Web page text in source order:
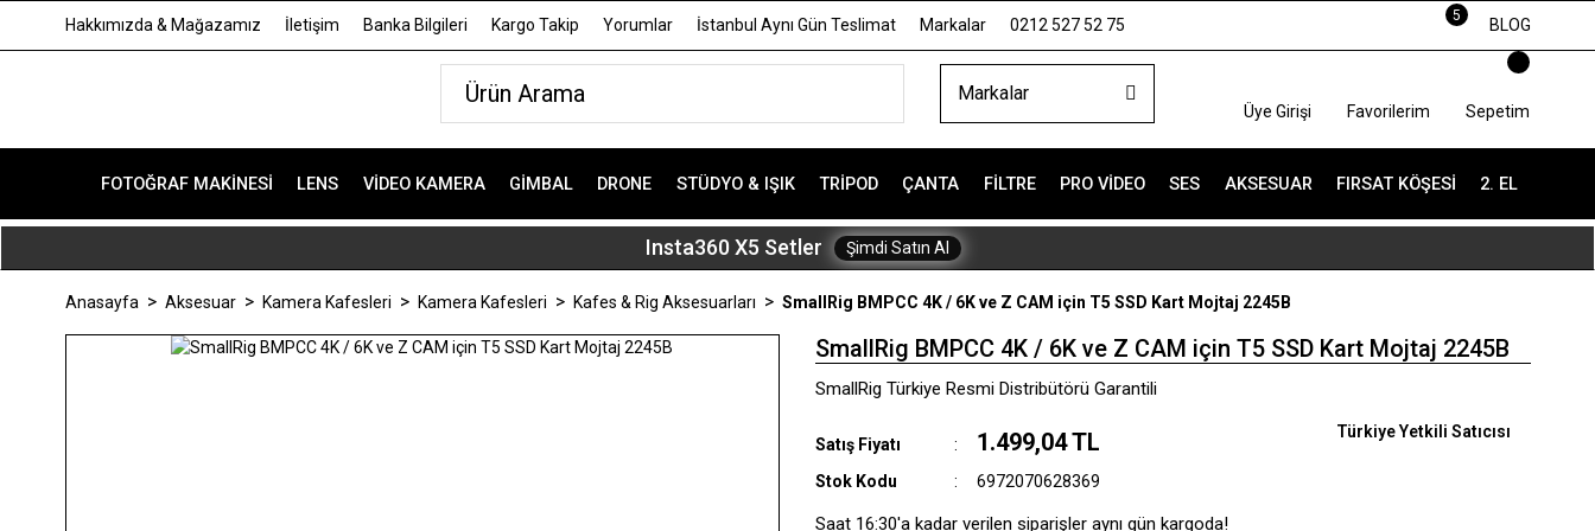
Hakkımızda & Mağazamız İletişim Banka Bilgileri Kargo Takip Yorumlar İstanbul Aynı Gün Teslimat Markalar 0212 527 52 75
5
BLOG
Markalar
Üye Girişi Favorilerim Sepetim
FOTOĞRAF MAKINESI LENS VIDEO KAMERA GIMBAL DRONE STÜDYO & IŞIK TRIPOD ÇANTA FILTRE PRO VIDEO SES AKSESUAR FIRSAT KÖŞESI 2. EL
Insta360 X5 Setler Şimdi Satın Al
Anasayfa Aksesuar Kamera Kafesleri Kamera Kafesleri Kafes & Rig Aksesuarları SmallRig BMPCC 4K / 6K ve Z CAM için T5 SSD Kart Mojtaj 2245B
SmallRig BMPCC 4K / 6K ve Z CAM için T5 SSD Kart Mojtaj 2245B
SmallRig Türkiye Resmi Distribütörü Garantili
Satış Fiyatı 1.499,04 TL
Stok Kodu 6972070628369
Türkiye Yetkili Satıcısı
Saat 16:30'a kadar verilen siparişler aynı gün kargoda!